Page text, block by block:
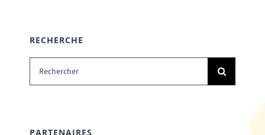
RECHERCHE
Rechercher:
PARTENAIRES